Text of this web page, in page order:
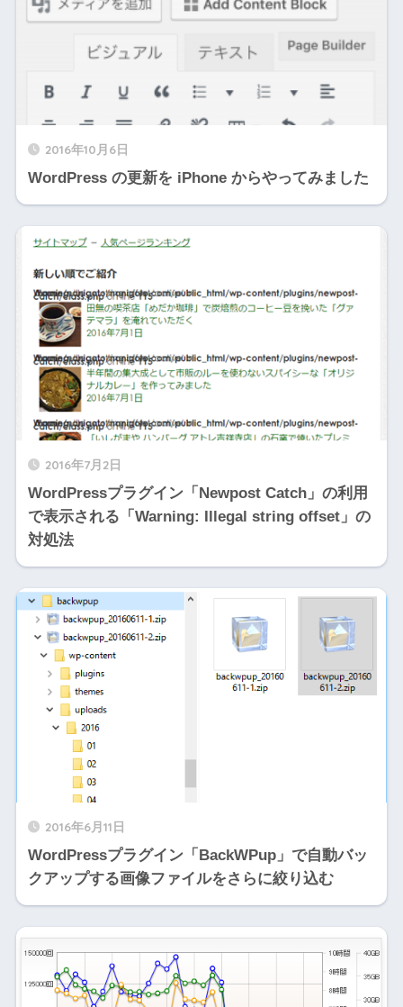
2016年10月6日
WordPress の更新を iPhone からやってみました
2016年7月2日
WordPressプラグイン「Newpost Catch」の利用
で表示される「Warning: Illegal string offset」の
対処法
2016年6月11日
WordPressプラグイン「BackWPup」で自動バッ
クアップする画像ファイルをさらに絞り込む